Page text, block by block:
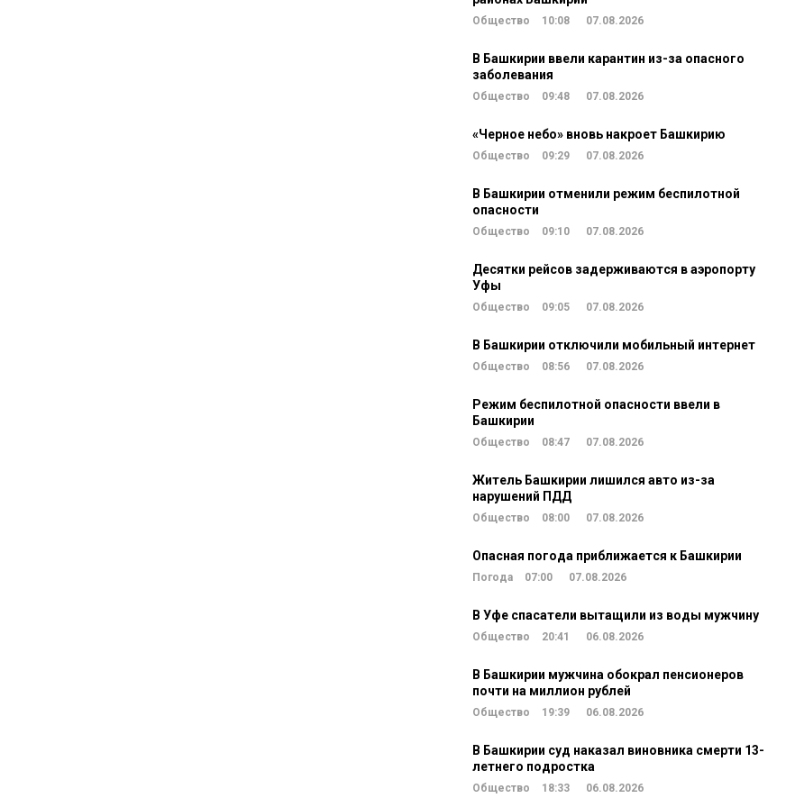
Общество 10:08 07.08.2026
В Башкирии ввели карантин из-за опасного
заболевания
Общество 09:48 07.08.2026
«Черное небо» вновь накроет Башкирию
Общество 09:29 07.08.2026
В Башкирии отменили режим беспилотной
опасности
Общество 09:10 07.08.2026
Десятки рейсов задерживаются в аэропорту
Уфы
Общество 09:05 07.08.2026
В Башкирии отключили мобильный интернет
Общество 08:56 07.08.2026
Режим беспилотной опасности ввели в
Башкирии
Общество 08:47 07.08.2026
Житель Башкирии лишился авто из-за
нарушений ПДД
Общество 08:00 07.08.2026
Опасная погода приближается к Башкирии
Погода 07:00 07.08.2026
В Уфе спасатели вытащили из воды мужчину
Общество 20:41 06.08.2026
В Башкирии мужчина обокрал пенсионеров
почти на миллион рублей
Общество 19:39 06.08.2026
В Башкирии суд наказал виновника смерти 13-
летнего подростка
Общество 18:33 06.08.2026